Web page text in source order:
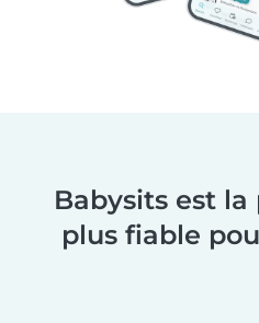
Babysits est
plus fiable